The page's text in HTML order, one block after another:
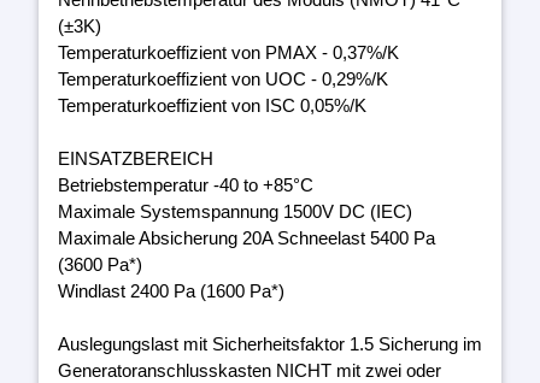
(±3K)
Temperaturkoeffizient von PMAX - 0,37%/K
Temperaturkoeffizient von UOC - 0,29%/K
Temperaturkoeffizient von ISC 0,05%/K
EINSATZBEREICH
Betriebstemperatur -40 to +85°C
Maximale Systemspannung 1500V DC (IEC)
Maximale Absicherung 20A Schneelast 5400 Pa
(3600 Pa*)
Windlast 2400 Pa (1600 Pa*)
Auslegungslast mit Sicherheitsfaktor 1.5 Sicherung im
Generatoranschlusskasten NICHT mit zwei oder